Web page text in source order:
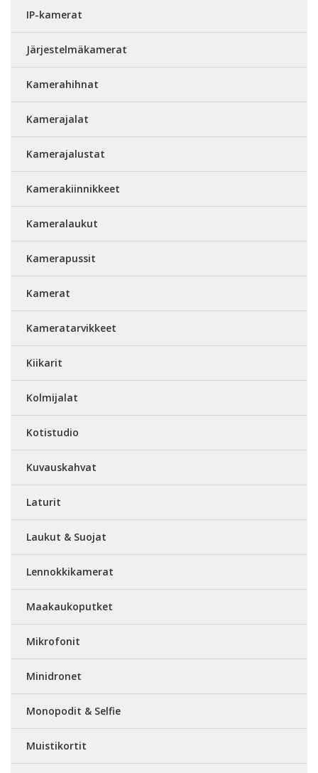
IP-kamerat
Järjestelmäkamerat
Kamerahihnat
Kamerajalat
Kamerajalustat
Kamerakiinnikkeet
Kameralaukut
Kamerapussit
Kamerat
Kameratarvikkeet
Kiikarit
Kolmijalat
Kotistudio
Kuvauskahvat
Laturit
Laukut & Suojat
Lennokkikamerat
Maakaukoputket
Mikrofonit
Minidronet
Monopodit & Selfie
Muistikortit